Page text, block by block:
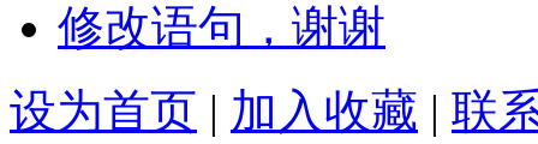
修改语句，谢谢
设为首页 | 加入收藏 | 联